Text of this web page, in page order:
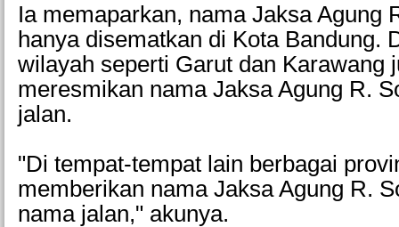
Ia memaparkan, nama Jaksa Agung
hanya disematkan di Kota Bandung.
wilayah seperti Garut dan Karawang
meresmikan nama Jaksa Agung R.
jalan.
"Di tempat-tempat lain berbagai
memberikan nama Jaksa Agung R.
nama jalan," akunya.